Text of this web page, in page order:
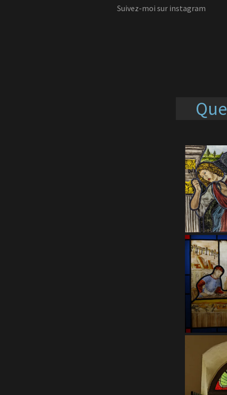
Suivez-moi sur instagram